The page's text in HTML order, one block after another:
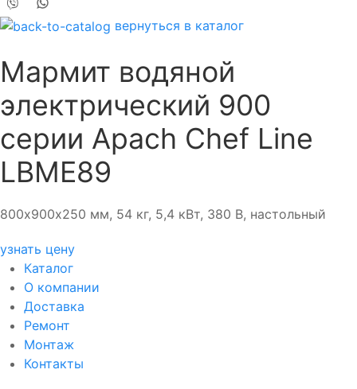
вернуться в каталог
Мармит водяной
электрический 900
серии Apach Chef Line
LBME89
800х900х250 мм, 54 кг, 5,4 кВт, 380 В, настольный
узнать цену
Каталог
О компании
Доставка
Ремонт
Монтаж
Контакты